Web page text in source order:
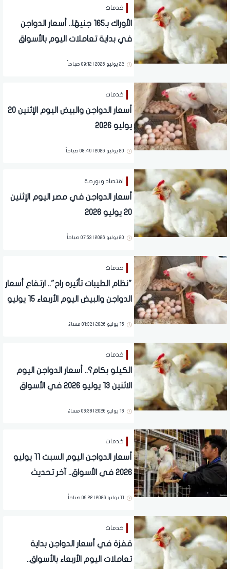
خدمات
الأوراك بـ165 جنيهًا.. أسعار الدواجن
في بداية تعاملات اليوم بالأسواق
22 يوليو 2026 | 09:12 صباحاً
خدمات
أسعار الدواجن والبيض اليوم الإثنين 20
يوليو 2026
20 يوليو 2026 | 08:49 صباحاً
اقتصاد وبورصة
أسعار الدواجن في مصر اليوم الإثنين
20 يوليو 2026
20 يوليو 2026 | 07:53 صباحاً
خدمات
"نظام الطيبات تأثيره راح".. ارتفاع أسعار
الدواجن والبيض اليوم الأربعاء 15 يوليو
15 يوليو 2026 | 01:32 مساءً
خدمات
الكيلو بكام؟.. أسعار الدواجن اليوم
الاثنين 13 يوليو 2026 في الأسواق
13 يوليو 2026 | 03:38 مساءً
خدمات
أسعار الدواجن اليوم السبت 11 يوليو
2026 في الأسواق.. آخر تحديث
11 يوليو 2026 | 09:22 صباحاً
خدمات
قفزة في أسعار الدواجن بداية
تعاملات اليوم الأربعاء بالأسواق..